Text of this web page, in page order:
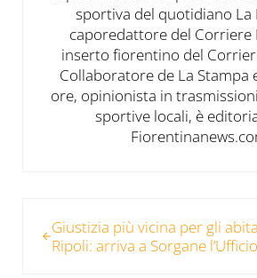
sportiva del quotidiano La
caporedattore del Corriere
inserto fiorentino del
Collaboratore de La Stampa
ore, opinionista in
sportive locali, è
Giustizia più vicina per gli
Ripoli: arriva a Sorgane